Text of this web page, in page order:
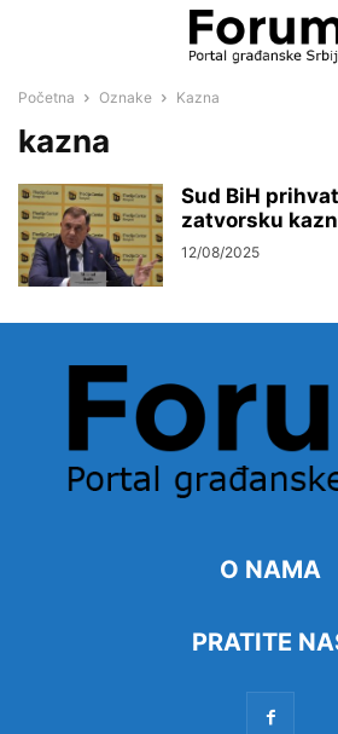
Početna Oznake Kazna
kazna
Sud BiH
zatvorsku
12/08/2025
O NAMA
PRATITE